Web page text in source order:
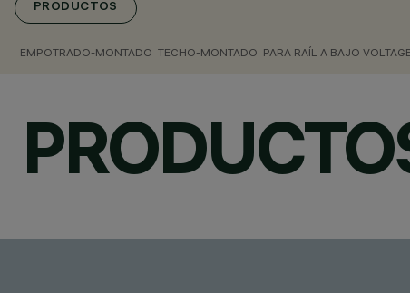
PRODUCTOS
EMPOTRADO-MONTADO TECHO-MONTADO PARA RAÍL A BAJO